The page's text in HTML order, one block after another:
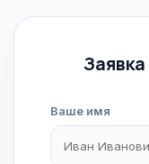
Ваше имя